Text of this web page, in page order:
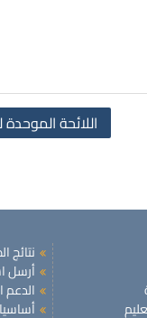
اللائحة
نتائج
أرسل
الدعم